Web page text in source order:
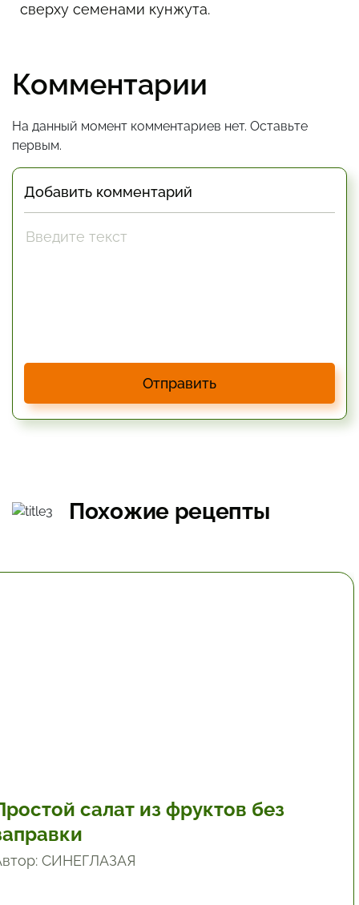
сверху семенами кунжута.
Комментарии
На данный момент комментариев нет. Оставьте
первым.
Добавить комментарий
Отправить
Похожие рецепты
салат из фруктов без
СИНЕГЛАЗАЯ